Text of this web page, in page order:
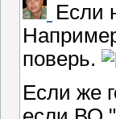
Если
поверь.
Если же